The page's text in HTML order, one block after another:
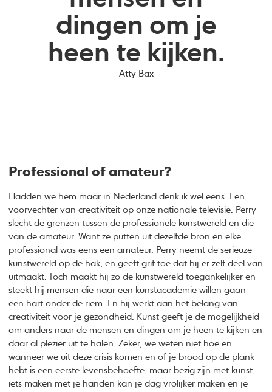
dingen om je
heen te kijken.
Atty Bax
Professional of amateur?
Hadden we hem maar in Nederland denk ik wel eens. Een
voorvechter van creativiteit op onze nationale televisie. Perry
slecht de grenzen tussen de professionele kunstwereld en die
van de amateur. Want ze putten uit dezelfde bron en elke
professional was eens een amateur. Perry neemt de serieuze
kunstwereld op de hak, en geeft grif toe dat hij er zelf deel van
uitmaakt. Toch maakt hij zo de kunstwereld toegankelijker en
steekt hij mensen die naar een kunstacademie willen gaan
een hart onder de riem. En hij werkt aan het belang van
creativiteit voor je gezondheid. Kunst geeft je de mogelijkheid
om anders naar de mensen en dingen om je heen te kijken en
daar al plezier uit te halen. Zeker, we weten niet hoe en
wanneer we uit deze crisis komen en of je brood op de plank
hebt is een eerste levensbehoefte, maar bezig zijn met kunst,
iets maken met je handen kan je dag vrolijker maken en je